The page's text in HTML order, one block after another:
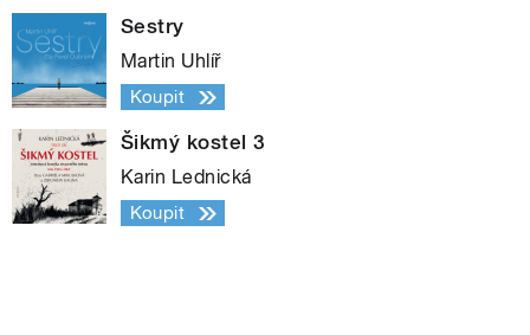
Sestry
Martin Uhlíř
Koupit
Šikmý kostel 3
Karin Lednická
Koupit